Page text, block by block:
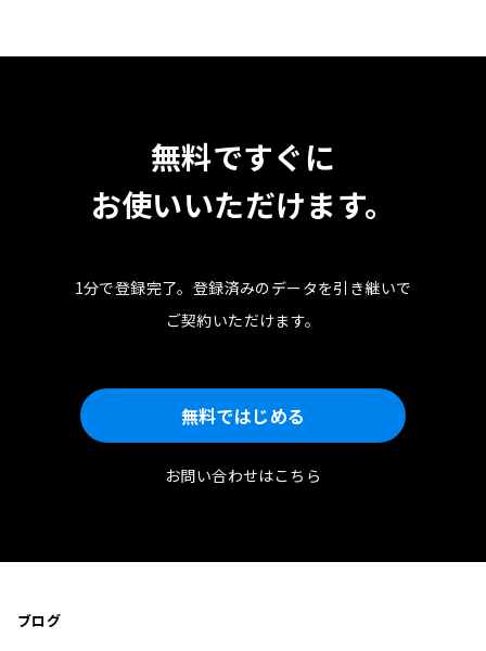
無料ですぐに
お使いいただけます。
1分で登録完了。 登録済みのデータを引き継いで
ご契約いただけます。
無料ではじめる
お問い合わせはこちら
ブログ